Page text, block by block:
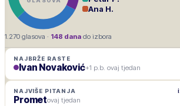
Ana H.
1.270 glasova · 148 dana do izbora
NAJBRŽE RASTE
Ivan Novaković+1 p.b. ovaj tjedan
NAJVIŠE PITANJA
Prometovaj tjedan